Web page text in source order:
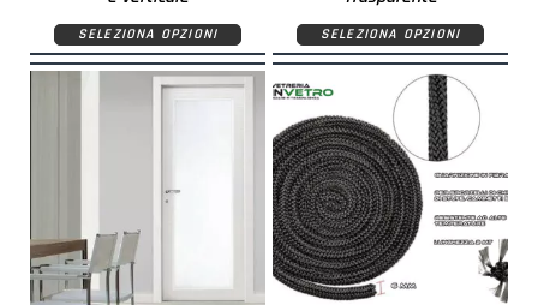
SELEZIONA OPZIONI SELEZIONA OPZIONI